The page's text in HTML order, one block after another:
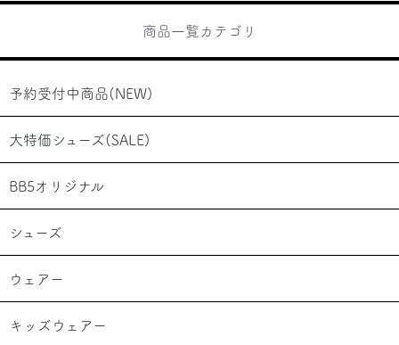
商品一覧カテゴリ
予約受付中商品(NEW)
大特価シューズ(SALE)
BB5オリジナル
シューズ
ウェアー
キッズウェアー